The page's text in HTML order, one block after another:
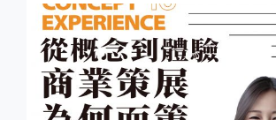
課
程】
課
程
報
你